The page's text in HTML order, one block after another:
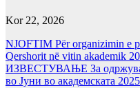
Kor 22, 2026
NJOFTIM Për organizimin e
Qershorit në vitin akademik
ИЗВЕСТУВАЊЕ За
во Јуни во академската